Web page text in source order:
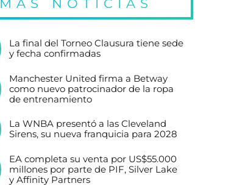
MÁS NOTICIAS
La final del Torneo Clausura tiene sede
y fecha confirmadas
Manchester United firma a Betway
como nuevo patrocinador de la ropa
de entrenamiento
La WNBA presentó a las Cleveland
Sirens, su nueva franquicia para 2028
EA completa su venta por US$55.000
millones por parte de PIF, Silver Lake
y Affinity Partners